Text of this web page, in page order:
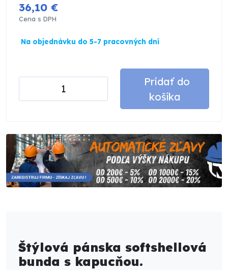
36,10 €
Cena s DPH
Na objednávku do 5-7 pracovných dní
Pridať do
košíka
Štýlová pánska softshellová
bunda s kapucňou.